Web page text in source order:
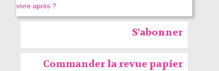
vivre après ?
S'abonner
Commander la revue papier